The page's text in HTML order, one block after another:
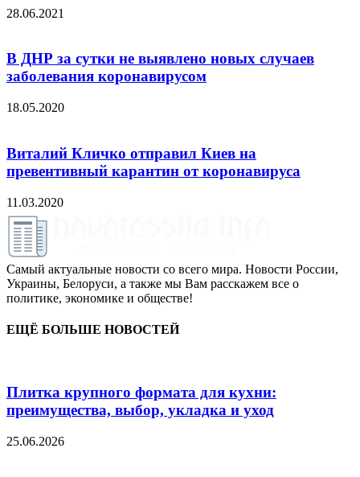
28.06.2021
В ДНР за сутки не выявлено новых случаев
заболевания коронавирусом
18.05.2020
Виталий Кличко отправил Киев на
превентивный карантин от коронавируса
11.03.2020
Самый актуальные новости со всего мира. Новости России,
Украины, Белоруси, а также мы Вам расскажем все о
политике, экономике и обществе!
ЕЩЁ БОЛЬШЕ НОВОСТЕЙ
Плитка крупного формата для кухни:
преимущества, выбор, укладка и уход
25.06.2026